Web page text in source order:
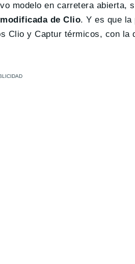
modelo en carretera abierta,
de Clio. Y es que la
Clio y Captur térmicos, con la